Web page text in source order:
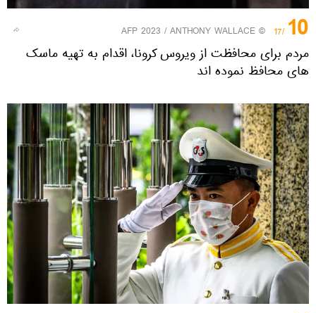
10
/17
© AFP 2023 / ANTHONY WALLACE
مردم برای محافظت از ویروس کرونا، اقدام به تهیه ماسک
های محافظ نموده اند